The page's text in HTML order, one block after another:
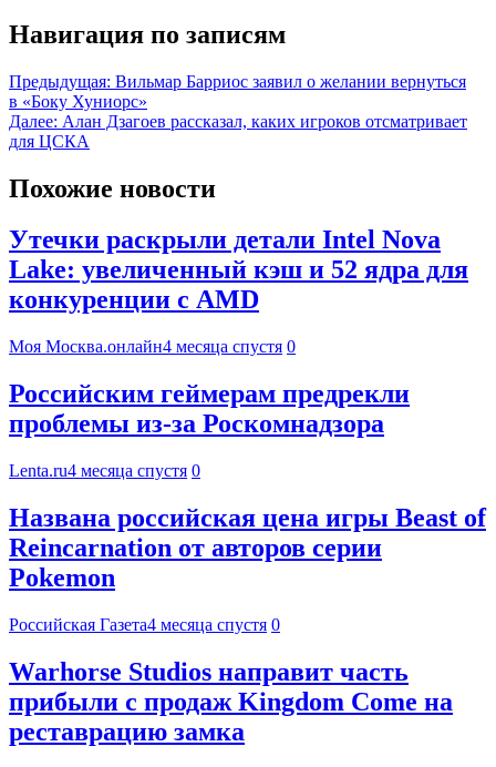
Навигация по записям
Предыдущая: Вильмар Барриос заявил о желании вернуться
в «Боку Хуниорс»
Далее: Алан Дзагоев рассказал, каких игроков отсматривает
для ЦСКА
Похожие новости
Утечки раскрыли детали Intel Nova
Lake: увеличенный кэш и 52 ядра для
конкуренции с AMD
Моя Москва.онлайн4 месяца спустя 0
Российским геймерам предрекли
проблемы из-за Роскомнадзора
Lenta.ru4 месяца спустя 0
Названа российская цена игры Beast of
Reincarnation от авторов серии
Pokemon
Российская Газета4 месяца спустя 0
Warhorse Studios направит часть
прибыли с продаж Kingdom Come на
реставрацию замка